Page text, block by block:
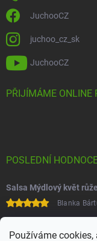
Používáme
JuchooCZ
juchoo_cz_sk
JuchooCZ
PŘIJÍMÁME ONLINE
POSLEDNÍ
Salsa Mýdlový květ
Blanka